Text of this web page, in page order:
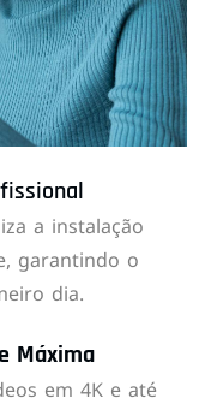
a instalação
garantindo o
dia.
Máxima
em 4K e até